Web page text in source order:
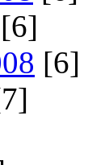
[6]
[6]